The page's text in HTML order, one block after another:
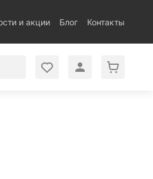
и акции Блог Контакты